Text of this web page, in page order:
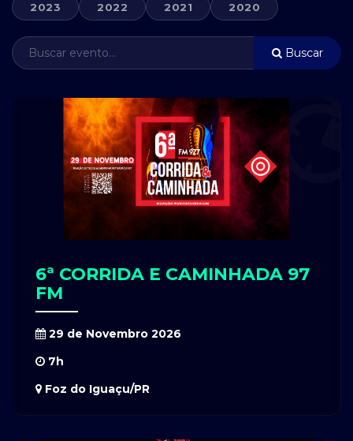
2023 2022 2021 2020
Buscar
6ª CORRIDA E CAMINHADA 97
FM
29 de Novembro 2026
7h
Foz do Iguaçu/PR